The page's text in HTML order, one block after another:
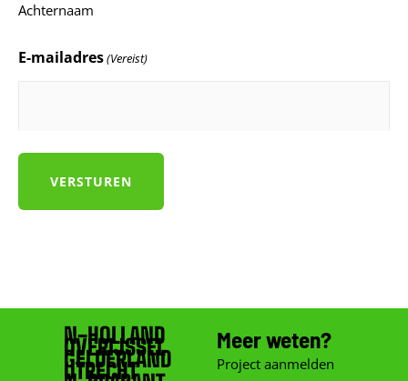
Achternaam
E-mailadres(Vereist)
N-HOLLAND
OVERIJSSEL
GELDERLAND
UTRECHT
Meer weten?
Project aanmelden